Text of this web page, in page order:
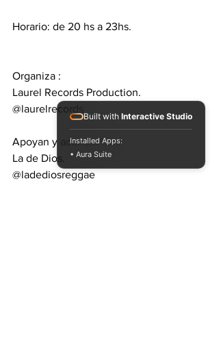
Horario: de 20 hs a 23hs.
Organiza :
Laurel Records Production.
@laurelrecords
Apoyan y acompañan :
La de Dios.
@ladediosreggae
Built with Interactive Studio
Installed Apps:
• Aura Suite